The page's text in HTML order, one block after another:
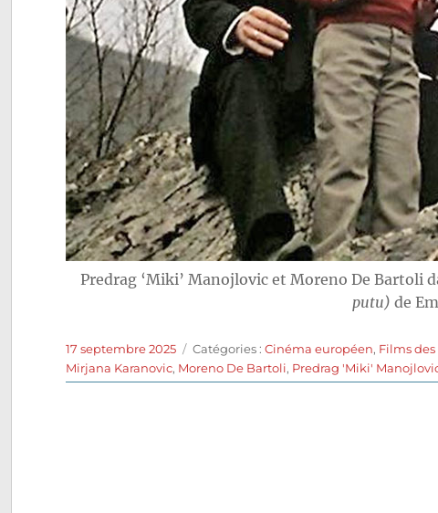
Predrag ‘Miki’ Manojlovic et Moreno De Bartoli
putu) de
Publié
le
17 septembre 2025 Catégories
Catégories :Cinéma européen, Films des
Mirjana Karanovic, Moreno De Bartoli, Predrag 'Miki'